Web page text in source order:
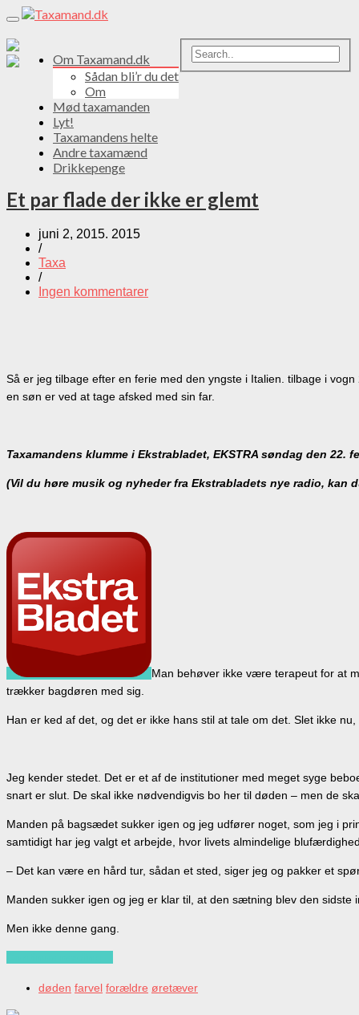
Toggle
navigation
Om Taxamand.dk
Sådan bli’r du det
Om
Mød taxamanden
Lyt!
Taxamandens helte
Andre taxamænd
Drikkepenge
Et par flade der ikke er glemt
juni 2, 2015. 2015
/
Taxa
/
Ingen kommentarer
Så er jeg tilbage efter en ferie med den yngste i Italien. tilbage i
en søn er ved at tage afsked med sin far.
Taxamandens klumme i Ekstrabladet, EKSTRA søndag den 22.
(Vil du høre musik og nyheder fra Ekstrabladets nye radio, kan
Man behøver ikke være terapeut for at
trækker bagdøren med sig.
Han er ked af det, og det er ikke hans stil at tale om det. Slet ikke
Jeg kender stedet. Det er et af de institutioner med meget syge
snart er slut. De skal ikke nødvendigvis bo her til døden – men de
Manden på bagsædet sukker igen og jeg udfører noget, som jeg i
samtidigt har jeg valgt et arbejde, hvor livets almindelige
– Det kan være en hård tur, sådan et sted, siger jeg og pakker et
Manden sukker igen og jeg er klar til, at den sætning blev den
Men ikke denne gang.
døden farvel forældre øretæver